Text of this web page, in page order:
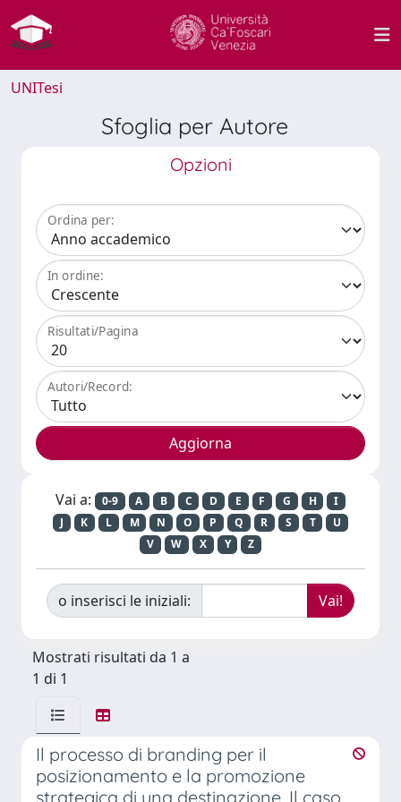
UNITesi
Sfoglia per Autore
Opzioni
Ordina per:
In ordine:
Risultati/Pagina
Autori/Record:
Vai a: 0-9 A B C D E F G H
I
J
K L M N O P Q R S T
U
V
W X Y Z
o inserisci le iniziali:
Mostrati risultati da 1 a
1 di 1
Il processo di branding per il
posizionamento e la promozione
strategica di una destinazione. Il caso